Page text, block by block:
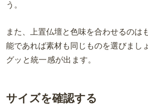
う。
また、上置仏壇と色味を合わせるのは
能であれば素材も同じものを選びまし
グッと統一感が出ます。
サイズを確認する